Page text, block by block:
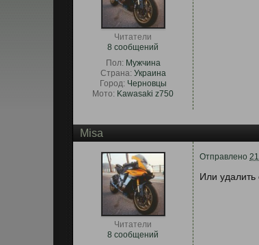
Читатели
8 сообщений
Пол: Мужчина
Страна: Украина
Город: Черновцы
Мото: Kawasaki z750
Misa
Читатели
8 сообщений
Отправлено
Или удалить